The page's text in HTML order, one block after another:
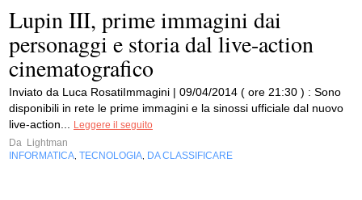
Lupin III, prime immagini dai
personaggi e storia dal live-action
cinematografico
Inviato da Luca RosatiImmagini | 09/04/2014 ( ore 21:30 ) : Sono
disponibili in rete le prime immagini e la sinossi ufficiale dal nuovo
live-action...
Leggere il seguito
Da Lightman
INFORMATICA TECNOLOGIA DA CLASSIFICARE